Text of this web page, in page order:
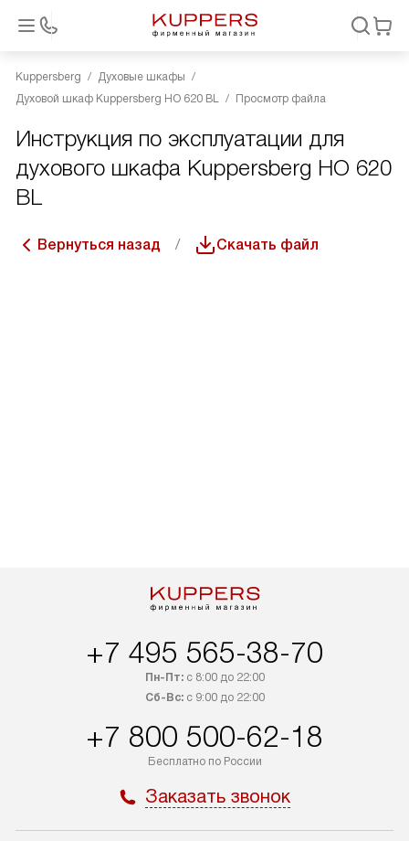
Kuppersberg
Духовые шкафы
Духовой шкаф Kuppersberg HO 620 BL
Просмотр файла
Инструкция по эксплуатации для
духового шкафа Kuppersberg HO 620
BL
Вернуться назад Скачать файл
+7 495 565-38-70
Пн-Пт:с 8:00 до 22:00
Сб-Вс:с 9:00 до 22:00
+7 800 500-62-18
Бесплатно по России
Заказать звонок